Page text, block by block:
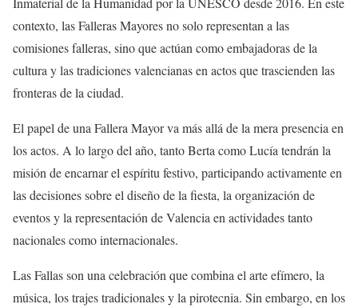
contexto, las Falleras Mayores no solo representan a las
comisiones falleras, sino que actúan como embajadoras de la
cultura y las tradiciones valencianas en actos que trascienden las
fronteras de la ciudad.
El papel de una Fallera Mayor va más allá de la mera presencia en
los actos. A lo largo del año, tanto Berta como Lucía tendrán la
misión de encarnar el espíritu festivo, participando activamente en
las decisiones sobre el diseño de la fiesta, la organización de
eventos y la representación de Valencia en actividades tanto
nacionales como internacionales.
Las Fallas son una celebración que combina el arte efímero, la
música, los trajes tradicionales y la pirotecnia. Sin embargo, en los